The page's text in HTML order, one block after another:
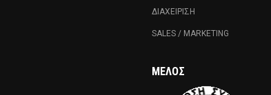
ΔΙΑΧΕΙΡΙΣΗ
SALES / MARKETING
ΜΈΛΟΣ